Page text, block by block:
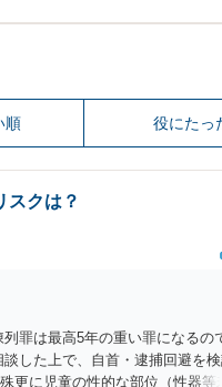
順 役にたっ
スクは？
罪は最高5年の重い罪になるの
した上で、自首・逮捕回避を
更に児童の性的な部位（性器等